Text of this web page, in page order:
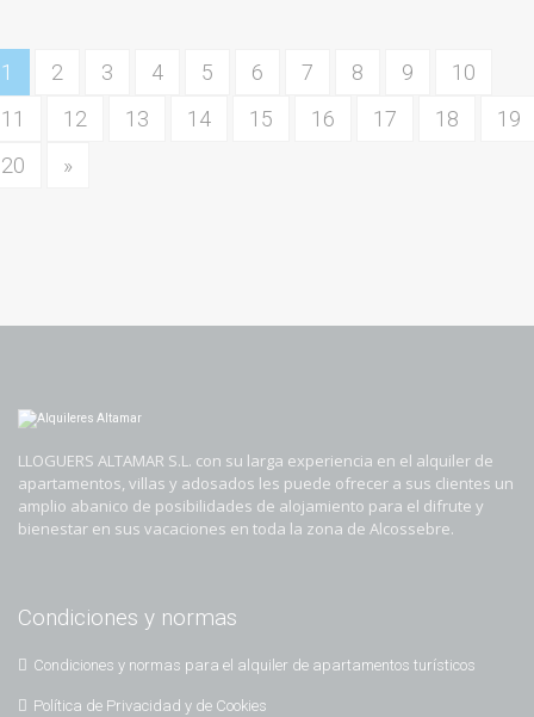
1 2 3 4 5 6 7 8 9
10
11
12 13 14 15 16 17 18
19
20
»
LLOGUERS ALTAMAR S.L. con su larga experiencia en el alquiler de
apartamentos, villas y adosados les puede ofrecer a sus clientes un
amplio abanico de posibilidades de alojamiento para el difrute y
bienestar en sus vacaciones en toda la zona de Alcossebre.
Condiciones y normas
Condiciones y normas para el alquiler de apartamentos turísticos
Política de Privacidad y de Cookies